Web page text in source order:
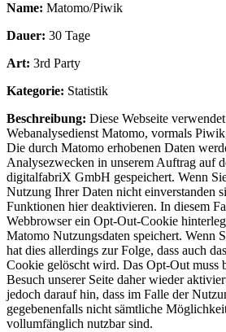
Name: Matomo/Piwik
Dauer: 30 Tage
Art: 3rd Party
Kategorie: Statistik
Beschreibung: Diese Webseite
Webanalysedienst Matomo, vormals
Die durch Matomo erhobenen Daten
Analysezwecken in unserem Auftrag auf
digitalfabriX GmbH gespeichert. Wenn
Nutzung Ihrer Daten nicht einverstanden
Funktionen hier deaktivieren. In diesem
Webbrowser ein Opt-Out-Cookie
Matomo Nutzungsdaten speichert. Wenn
hat dies allerdings zur Folge, dass auch
Cookie gelöscht wird. Das Opt-Out muss
Besuch unserer Seite daher wieder
jedoch darauf hin, dass im Falle der
gegebenenfalls nicht sämtliche
vollumfänglich nutzbar sind.